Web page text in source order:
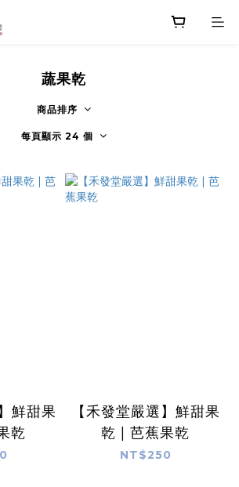
蔬果乾
商品排序
每頁顯示 24 個
鮮甜果
果乾
【禾發堂嚴選】鮮甜果
乾 | 芭蕉果乾
NT$250